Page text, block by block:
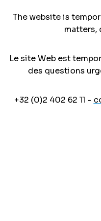
The website is
matters,
Le site Web est
des questions
+32 (0)2 402 62 11 -